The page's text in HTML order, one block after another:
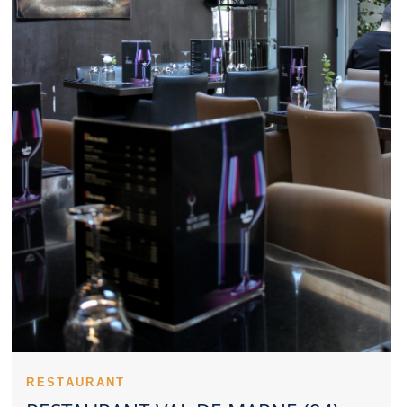
Restaurant Val de Marne adapté au cadre professionnel rassure
les entreprises. Un Restaurant Val de Marne compétitif séduit
par la justesse de son offre. Les recettes emblématiques
donnent du relief à un Restaurant Val de Marne. Un Restaurant
Val de Marne inspire davantage confiance lorsqu’il reste
constant. Les expériences partagées donnent une première idée
d’un Restaurant Val de Marne. Un Restaurant Val de Marne peut
choisir une identité gourmande authentique ou contemporaine.
Dans certains cas, réserver un Restaurant Val de Marne devient
presque indispensable. La dimension familiale peut renforcer
l’image positive d’un Restaurant Val de Marne. L’ambiance d’un
Restaurant Val de Marne peut transformer un simple dîner en
souvenir marquant. Une présentation travaillée constitue un
atout supplémentaire pour un Restaurant Val de Marne. La tenue
des lieux participe fortement à l’image d’un Restaurant Val de
Marne. Un Restaurant Val de Marne convaincant rassemble
plusieurs qualités complémentaires.
Un Restaurant Val de Marne peut gagner une vraie notoriété
auprès des amateurs de cuisine. L’âme d’un Restaurant Val de
Marne se dévoile rapidement au client. L’implication de l’équipe
fait progresser la perception d’un Restaurant Val de Marne. La
Val de Marne. Le lancement du repas valorise souvent le savoir-
RESTAURANT